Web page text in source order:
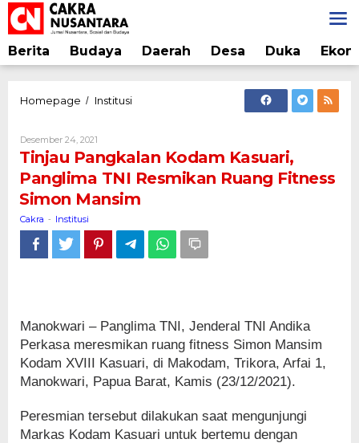
Lewati
ke
konten
Berita Budaya Daerah Desa Duka
Homepage / InstitusiTinjau
Panglima
TNI
Resmikan
Fitness
Simon
Mansim
Desember 24, 2021
Cakra
Tinjau Pangkalan Kodam Kasuari,
Panglima TNI Resmikan Ruang Fitness
Simon Mansim
Cakra - Institusi
Manokwari – Panglima TNI, Jenderal TNI Andika
Perkasa meresmikan ruang fitness Simon Mansim
Kodam XVIII Kasuari, di Makodam, Trikora, Arfai 1,
Manokwari, Papua Barat, Kamis (23/12/2021).
Peresmian tersebut dilakukan saat mengunjungi
Markas Kodam Kasuari untuk bertemu dengan